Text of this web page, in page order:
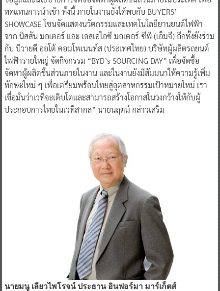
ทดแทนการนำเข้า ทั้งนี้ ภายในงานยังได้พบกับ BUYERS’
SHOWCASE โซนจัดแสดงนวัตกรรมและเทคโนโลยียานยนต์ไฟฟ้า
จาก นิสสัน มอเตอร์ และ เอสเอไอซี มอเตอร์-ซีพี (เอ็มจี) อีกทั้งยังร่วม
กับ บีวายดี ออโต้ คอมโพเนนท์ส (ประเทศไทย) บริษัทผู้ผลิตรถยนต์
ไฟฟ้ารายใหญ่ จัดกิจกรรม “BYD’s SOURCING DAY” เพื่อจัดซื้อ
จัดหาผู้ผลิตชิ้นส่วนภายในงาน และในงานยังมีสัมมนาให้ความรู้เพิ่ม
ทักษะใหม่ ๆ เพื่อเตรียมพร้อมไทยสู่อุตสาหกรรมเป้าหมายใหม่ เรา
เชื่อมั่นว่าเวทีจะเติบโตและสามารถสร้างโอกาสในวงกว้างให้กับผู้
ประกอบการไทยในเวทีสากล” นายนฤตม์ กล่าวเสริม
นายมนู เลียวไพโรจน์ ประธาน อินฟอร์มา มาร์เก็ตส์